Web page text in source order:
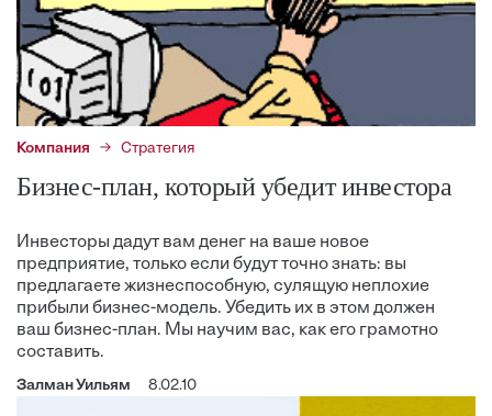
Компания Стратегия
Бизнес-план, который убедит инвестора
Инвесторы дадут вам денег на ваше новое
предприятие, только если будут точно знать: вы
предлагаете жизнеспособную, сулящую неплохие
прибыли бизнес-модель. Убедить их в этом должен
ваш бизнес-план. Мы научим вас, как его грамотно
составить.
Залман Уильям 8.02.10